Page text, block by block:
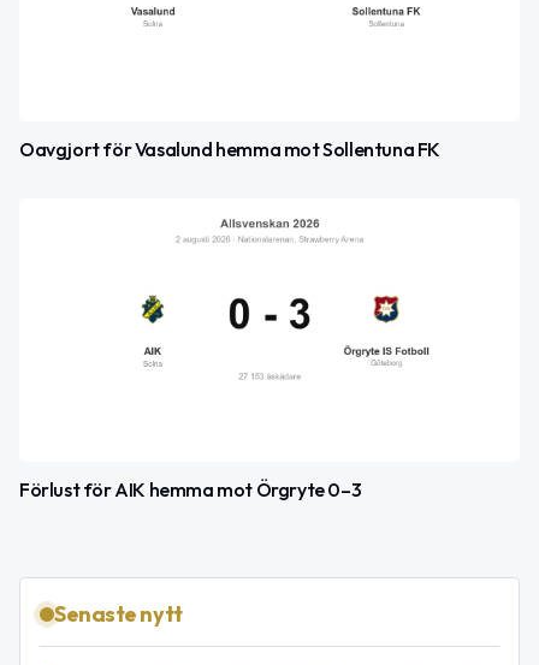
Oavgjort för Vasalund hemma mot Sollentuna FK
Förlust för AIK hemma mot Örgryte 0–3
Senaste nytt